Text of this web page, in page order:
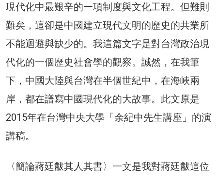
現代化中最艱辛的一項制度與文化工程。但難則
難矣，這卻是中國建立現代文明的歷史的共業所
不能迴避與缺少的。我這篇文字是對台灣政治現
代化的一個歷史社會學的觀察。誠然，在我筆
下，中國大陸與台灣在半個世紀中，在海峽兩
岸，都在譜寫中國現代化的大故事。此文原是
2015年在台灣中央大學「余紀中先生講座」的演
講稿。
〈簡論蔣廷黻其人其書〉一文是我對蔣廷黻這位